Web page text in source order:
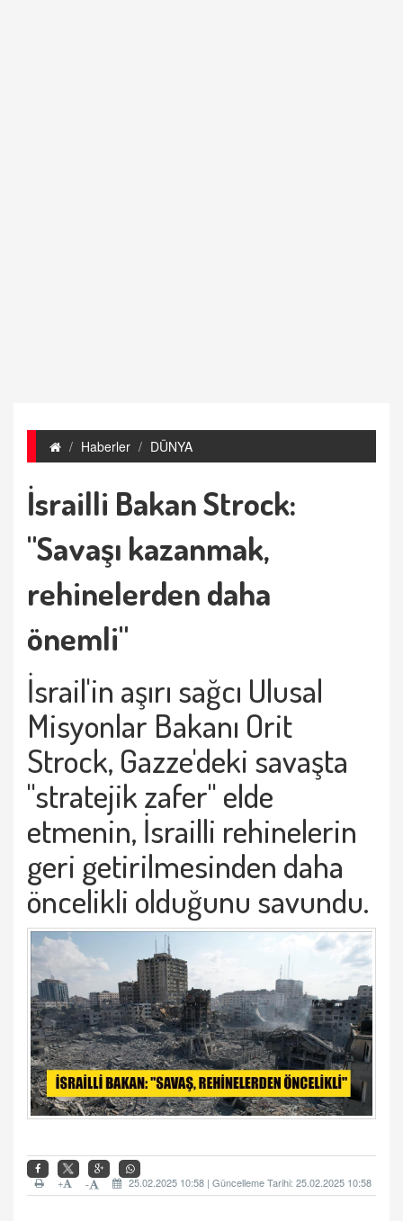
Haberler DÜNYA
İsrailli Bakan Strock:
"Savaşı kazanmak,
rehinelerden daha
önemli"
İsrail'in aşırı sağcı Ulusal
Misyonlar Bakanı Orit
Strock, Gazze'deki savaşta
"stratejik zafer" elde
etmenin, İsrailli rehinelerin
geri getirilmesinden daha
öncelikli olduğunu savundu.
25.02.2025 10:58 | Güncelleme Tarihi: 25.02.2025 10:58
-
+